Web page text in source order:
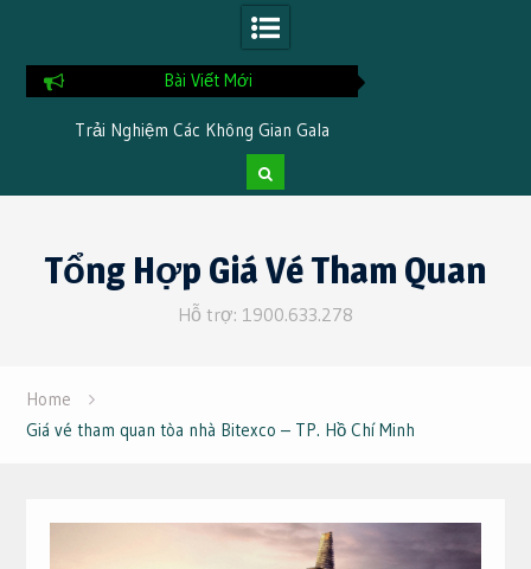
Bài Viết Mới
Trải Nghiệm Các Không Gian Gala
Dinner Đặc Trưng Khi Đi Du Lịch Tại
Cần Thơ 3 Ngày 2 Đêm
contentTổng Hợp Giá Vé Tham Quan
Hỗ trợ: 1900.633.278
Home
Giá vé tham quan tòa nhà Bitexco – TP. Hồ Chí Minh